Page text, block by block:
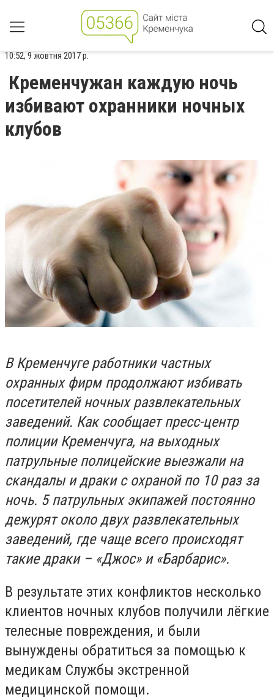
10:52, 9 жовтня 2017 р.
Кременчужан каждую ночь
избивают охранники ночных
клубов
В Кременчуге работники частных
охранных фирм продолжают избивать
посетителей ночных развлекательных
заведений. Как сообщает пресс-центр
полиции Кременчуга, на выходных
патрульные полицейские выезжали на
скандалы и драки с охраной по 10 раз за
ночь. 5 патрульных экипажей постоянно
дежурят около двух развлекательных
заведений, где чаще всего происходят
такие драки – «Джос» и «Барбарис».
В результате этих конфликтов несколько
клиентов ночных клубов получили лёгкие
телесные повреждения, и были
вынуждены обратиться за помощью к
медикам Службы экстренной
медицинской помощи.